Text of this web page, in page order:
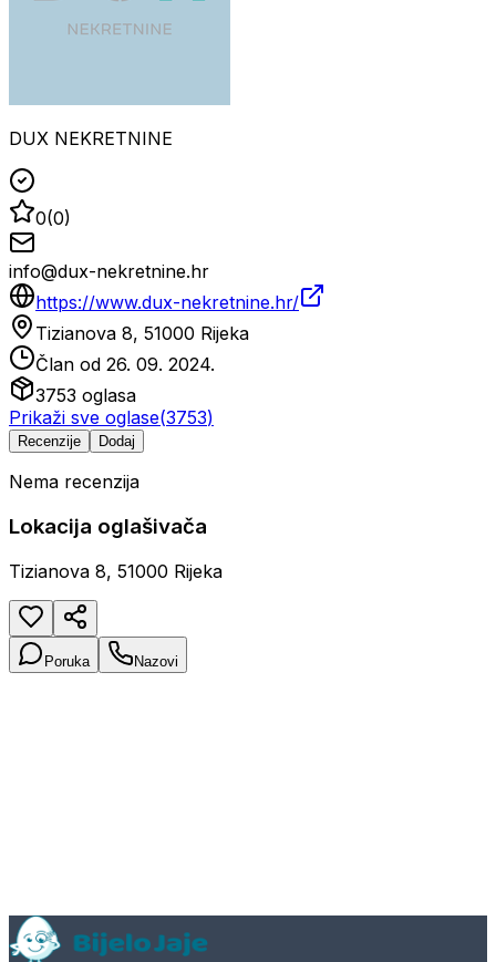
DUX NEKRETNINE
0(0)
info@dux-nekretnine.hr
https://www.dux-nekretnine.hr/
Tizianova 8, 51000 Rijeka
Član od 26. 09. 2024.
3753 oglasa
Prikaži sve oglase(3753)
Recenzije Dodaj
Nema recenzija
Lokacija oglašivača
Tizianova 8, 51000 Rijeka
Poruka Nazovi